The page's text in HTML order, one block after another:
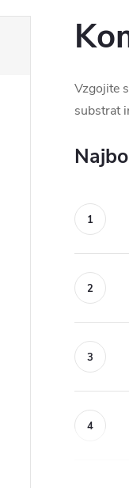
Vzgojite
substrat